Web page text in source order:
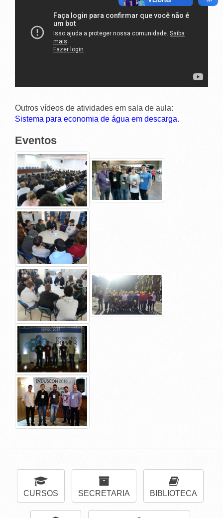
Outros vídeos de atividades em sala de aula:
Sistema para economia de água em descarga.
Eventos
CURSOS SECRETARIA BIBLIOTECA